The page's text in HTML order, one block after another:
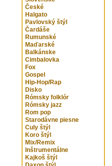
České
Halgato
Pavlovský štýl
Čardáše
Rumunské
Maďarské
Balkánske
Cimbalovka
Fox
Gospel
Hip-Hop/Rap
Disko
Rómsky folklór
Rómsky jazz
Rom pop
Starodávne piesne
Culy štýl
Koro štýl
Mix/Remix
Inštrumentálne
Kajkoš štýl